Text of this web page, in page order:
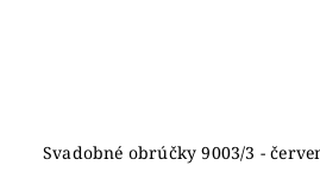
Svadobné obrúčky 9003/3 -